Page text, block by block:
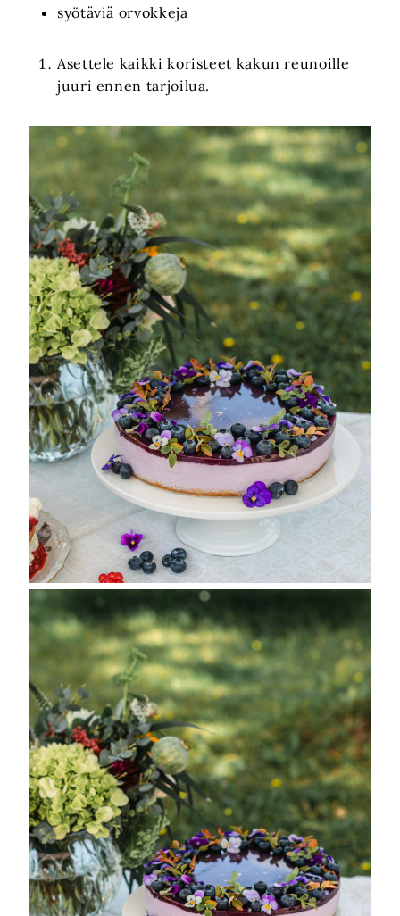
syötäviä orvokkeja
Asettele kaikki koristeet kakun reunoille
juuri ennen tarjoilua.